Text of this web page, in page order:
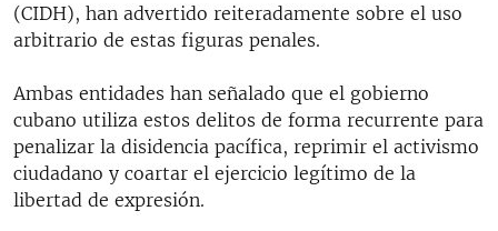
(CIDH), han advertido reiteradamente sobre el uso
arbitrario de estas figuras penales.
Ambas entidades han señalado que el gobierno
cubano utiliza estos delitos de forma recurrente para
penalizar la disidencia pacífica, reprimir el activismo
ciudadano y coartar el ejercicio legítimo de la
libertad de expresión.